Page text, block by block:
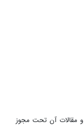
مقالات آن تحت مجوز